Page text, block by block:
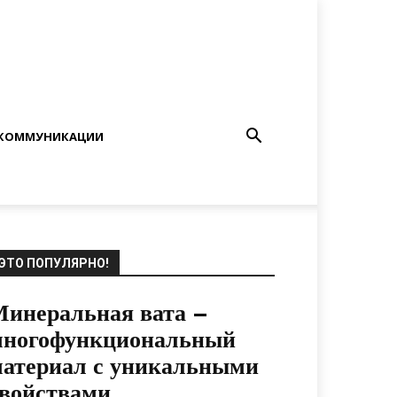
ПОПУЛЯРНО!
вата –
с уникальными